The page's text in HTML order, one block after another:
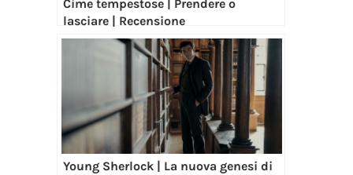
Cime tempestose | Prendere o
lasciare | Recensione
Young Sherlock | La nuova genesi di